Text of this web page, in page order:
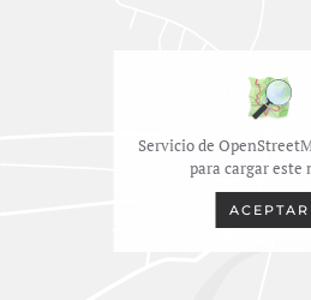
Servicio de
para cargar este
ACEPTAR